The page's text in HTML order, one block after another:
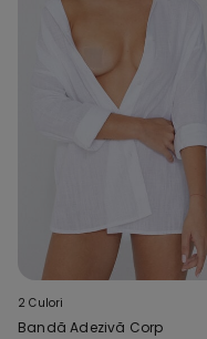
2 Culori
Bandă Adezivă Corp